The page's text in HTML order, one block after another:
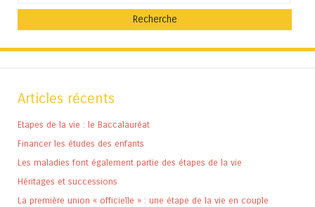
Articles récents
Etapes de la vie : le Baccalauréat
Financer les études des enfants
Les maladies font également partie des étapes de la vie
Héritages et successions
La première union « officielle » : une étape de la vie en couple